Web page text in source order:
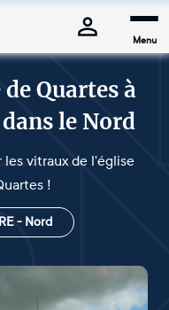
Menu
Quartes à
le Nord
vitraux de l'église
!
- Nord